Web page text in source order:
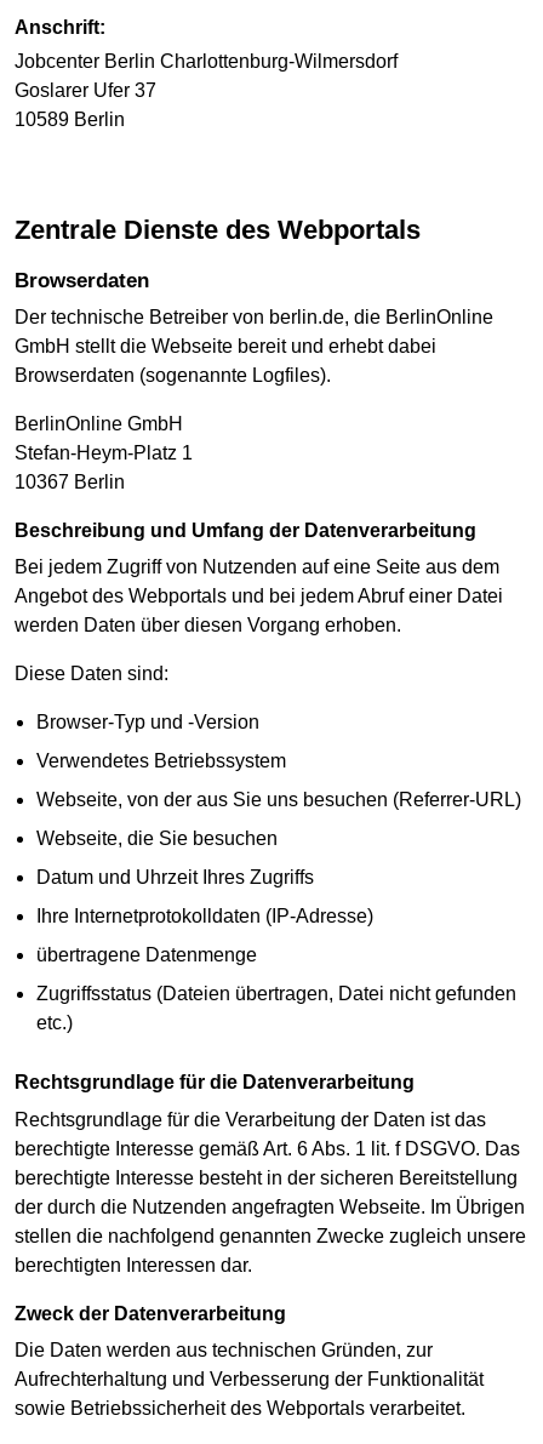
Anschrift:
Jobcenter Berlin Charlottenburg-Wilmersdorf
Goslarer Ufer 37
10589 Berlin
Zentrale Dienste des Webportals
Browserdaten
Der technische Betreiber von berlin.de, die BerlinOnline
GmbH stellt die Webseite bereit und erhebt dabei
Browserdaten (sogenannte Logfiles).
BerlinOnline GmbH
Stefan-Heym-Platz 1
10367 Berlin
Beschreibung und Umfang der Datenverarbeitung
Bei jedem Zugriff von Nutzenden auf eine Seite aus dem
Angebot des Webportals und bei jedem Abruf einer Datei
werden Daten über diesen Vorgang erhoben.
Diese Daten sind:
Browser-Typ und -Version
Verwendetes Betriebssystem
Webseite, von der aus Sie uns besuchen (Referrer-URL)
Webseite, die Sie besuchen
Datum und Uhrzeit Ihres Zugriffs
Ihre Internetprotokolldaten (IP-Adresse)
übertragene Datenmenge
Zugriffsstatus (Dateien übertragen, Datei nicht gefunden
etc.)
Rechtsgrundlage für die Datenverarbeitung
Rechtsgrundlage für die Verarbeitung der Daten ist das
berechtigte Interesse gemäß Art. 6 Abs. 1 lit. f DSGVO. Das
berechtigte Interesse besteht in der sicheren Bereitstellung
der durch die Nutzenden angefragten Webseite. Im Übrigen
stellen die nachfolgend genannten Zwecke zugleich unsere
berechtigten Interessen dar.
Zweck der Datenverarbeitung
Die Daten werden aus technischen Gründen, zur
Aufrechterhaltung und Verbesserung der Funktionalität
sowie Betriebssicherheit des Webportals verarbeitet.